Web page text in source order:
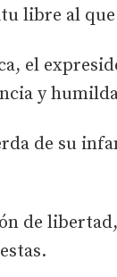
libre al
el
y
de su
de